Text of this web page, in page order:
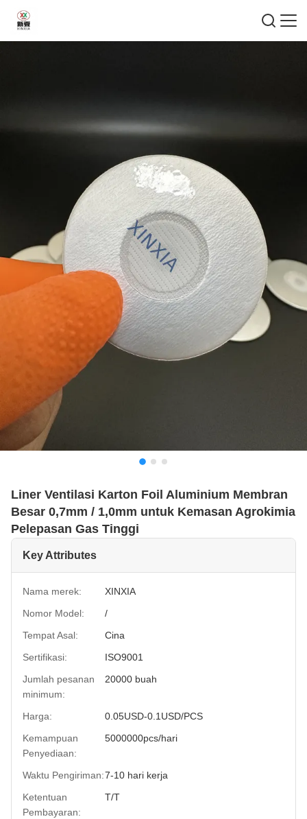
Liner Ventilasi Karton Foil Aluminium Membran
Besar 0,7mm / 1,0mm untuk Kemasan Agrokimia
Pelepasan Gas Tinggi
Key Attributes
Nama merek:
XINXIA
Nomor Model:
/
Tempat Asal:
Cina
Sertifikasi:
ISO9001
Jumlah pesanan
minimum:
20000 buah
Harga:
0.05USD-0.1USD/PCS
Kemampuan
Penyediaan:
5000000pcs/hari
Waktu Pengiriman:7-10 hari kerja
Ketentuan
Pembayaran:
T/T